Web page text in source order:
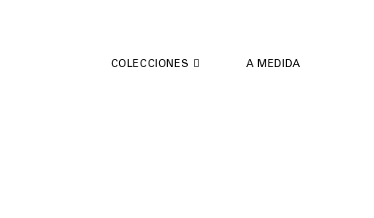
COLECCIONES A MEDIDA